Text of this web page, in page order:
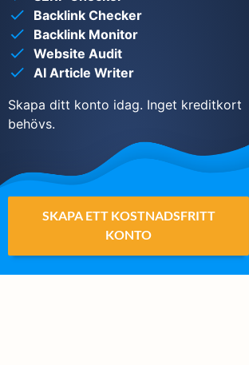
Backlink Checker
Backlink Monitor
Website Audit
AI Article Writer
Skapa ditt konto idag. Inget kreditkort
behövs.
SKAPA ETT KOSTNADSFRITT
KONTO